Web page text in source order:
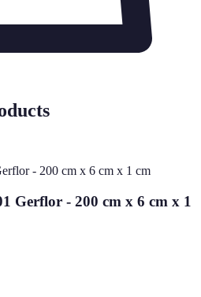
Gerflor - 200 cm x 6 cm x 1